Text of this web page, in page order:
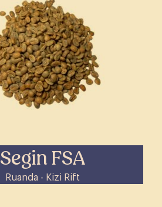
Segin FSA
Ruanda - Kizi Rift